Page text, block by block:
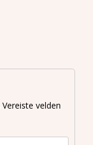
Vereiste velden